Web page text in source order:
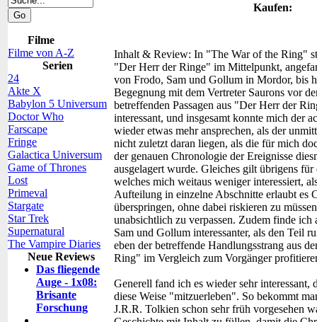
Filme
Filme von A-Z
Serien
24
Akte X
Babylon 5 Universum
Doctor Who
Farscape
Fringe
Galactica Universum
Game of Thrones
Lost
Primeval
Stargate
Star Trek
Supernatural
The Vampire Diaries
Neue Reviews
Das fliegende
Auge - 1x08:
Brisante
Forschung
Kaufen:
Inhalt & Review: In "The War of the Ring"
"Der Herr der Ringe" im Mittelpunkt,
von Frodo, Sam und Gollum in Mordor, bis
Begegnung mit dem Vertreter Saurons vor
betreffenden Passagen aus "Der Herr der
interessant, und insgesamt konnte mich der
wieder etwas mehr ansprechen, als der
nicht zuletzt daran liegen, als die für mich
der genauen Chronologie der Ereignisse
ausgelagert wurde. Gleiches gilt übrigens
welches mich weitaus weniger interessiert,
Aufteilung in einzelne Abschnitte erlaubt es
überspringen, ohne dabei riskieren zu
unabsichtlich zu verpassen. Zudem finde
Sam und Gollum interessanter, als den Teil
eben der betreffende Handlungsstrang aus
Ring" im Vergleich zum Vorgänger
Generell fand ich es wieder sehr
diese Weise "mitzuerleben". So bekommt
J.R.R. Tolkien schon sehr früh vorgesehen